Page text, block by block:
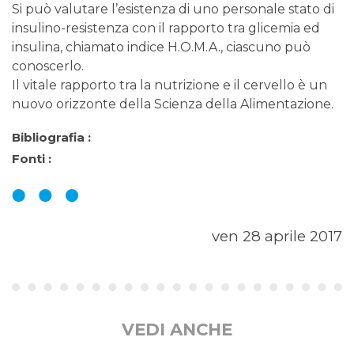
Si può valutare l’esistenza di uno personale stato di
insulino-resistenza con il rapporto tra glicemia ed
insulina, chiamato indice H.O.M.A., ciascuno può
conoscerlo.
Il vitale rapporto tra la nutrizione e il cervello è un
nuovo orizzonte della Scienza della Alimentazione.
Bibliografia :
Fonti :
ven 28 aprile 2017
VEDI ANCHE